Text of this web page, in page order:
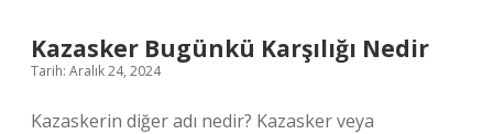
Kazasker Bugünkü Karşılığı Nedir
Tarih: Aralık 24, 2024
Kazaskerin diğer adı nedir? Kazasker veya